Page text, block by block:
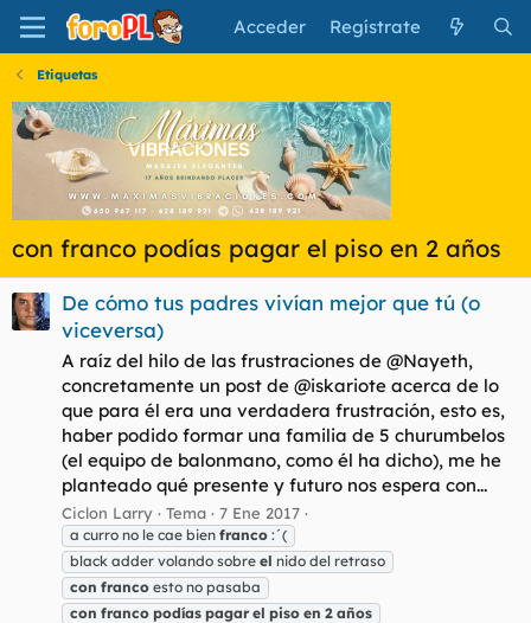
Acceder Regístrate
Etiquetas
con franco podías pagar el piso en 2 años
De cómo tus padres vivían mejor que tú (o
viceversa)
A raíz del hilo de las frustraciones de @Nayeth,
concretamente un post de @iskariote acerca de lo
que para él era una verdadera frustración, esto es,
haber podido formar una familia de 5 churumbelos
(el equipo de balonmano, como él ha dicho), me he
planteado qué presente y futuro nos espera con...
Ciclon Larry Tema 7 Ene 2017
a curro no le cae bien franco :´(
black adder volando sobre el nido del retraso
con franco esto no pasaba
con franco podías pagar el piso en 2 años